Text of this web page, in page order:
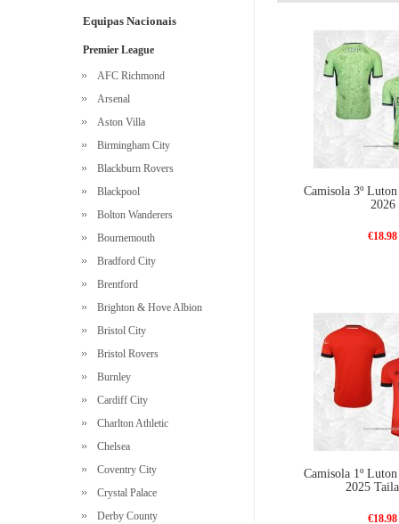
Equipas Nacionais
Premier League
AFC Richmond
Arsenal
Aston Villa
Birmingham City
Blackburn Rovers
Blackpool
Bolton Wanderers
Bournemouth
Bradford City
Brentford
Brighton & Hove Albion
Bristol City
Bristol Rovers
Burnley
Cardiff City
Charlton Athletic
Chelsea
Coventry City
Crystal Palace
Derby County
Camisola 3º
2026
€18.98
Camisola 1º
2025
€18.98